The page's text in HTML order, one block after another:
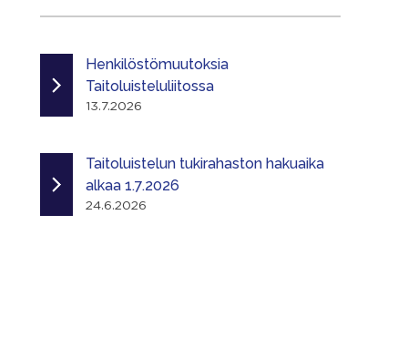
Henkilöstömuutoksia
Taitoluisteluliitossa
13.7.2026
Taitoluistelun tukirahaston hakuaika
alkaa 1.7.2026
24.6.2026